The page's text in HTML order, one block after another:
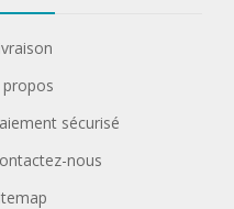
propos
sécurisé
nous